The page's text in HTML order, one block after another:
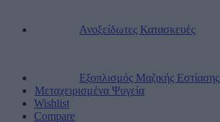
Ανοξείδωτες Κατασκευές
Εξοπλισμός Μαζικής Εστίασης
Μεταχειρισμένα Ψυγεία
Wishlist
Compare